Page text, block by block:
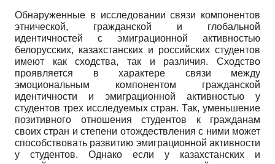
Обнаруженные в исследовании связи компонентов
этнической, гражданской и глобальной
идентичностей с эмиграционной активностью
белорусских, казахстанских и российских студентов
имеют как сходства, так и различия. Сходство
проявляется в характере связи между
эмоциональным компонентом гражданской
идентичности и эмиграционной активностью у
студентов трех исследуемых стран. Так, уменьшение
позитивного отношения студентов к гражданам
своих стран и степени отождествления с ними может
способствовать развитию эмиграционной активности
у студентов. Однако если у казахстанских и